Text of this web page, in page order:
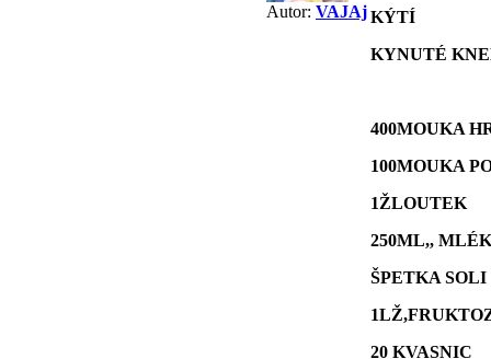
Autor: VAJAjKÝTÍ
KYNUTÉ
400MOUKA
100MOUKA
1ŽLOUTEK
250ML,,
ŠPETKA SOLI
20 KVASNIC